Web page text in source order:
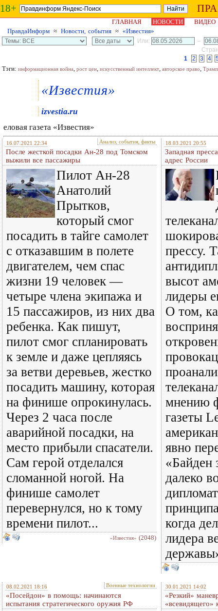
18+
ГЛАВНАЯ НОВОСТИ
ВИДЕО
ПравдаИнформ ≈ Новости, события ≈ «Известия»
Или:
–
1
2 3 4
Тэги: информационная война, рост цен, искусственный интеллект, авторское право, Трамп
«Известия»
izvestia.ru
еловая газета «Известия»
16.07.2021 22:34 Анализ, события, факты
После жесткой посадки Ан-28 под Томском
выжили все пассажиры
Пилот Ан-28
Анатолий
Прытков,
который смог
посадить в тайге самолет
с отказавшим в полете
двигателем, чем спас
жизни 19 человек —
четыре члена экипажа и
15 пассажиров, из них два
ребенка. Как пишут,
пилот смог спланировать
к земле и даже цепляясь
за ветви деревьев, жестко
посадить машину, которая
на финише опрокинулась.
Через 2 часа после
аварийной посадки, на
место прибыли спасатели.
Сам герой отделался
сломанной ногой. На
финише самолет
перевернулся, но к тому
времени пилот...
«Известия» (2048)
18.03.2021 20:55
Западная
адрес России
прессу.
высот
лидеры
О том,
мнению
газеты
явно
«Байден
далеко
когда
лидера
08.02.2021 18:16 Военные технологии
«Посейдон» в помощь: начинаются
испытания стратегического оружия РФ
30.01.2021 14:02
«Резкий»
«всевидящего»